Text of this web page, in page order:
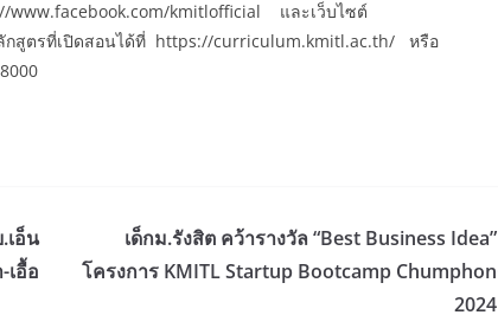
www.facebook.com/kmitlofficial และเว็บไซต์
สูตรที่เปิดสอนได้ที่ https://curriculum.kmitl.ac.th/ หรือ
เอ็น
เอื้อ
เด็กม.รังสิต คว้ารางวัล “Best Business Idea”
โครงการ KMITL Startup Bootcamp Chumphon
2024